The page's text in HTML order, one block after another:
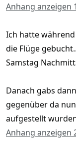
Anhang anzeigen
Ich hatte
die Flüge
Samstag
Danach gabs
gegenüber da
aufgestellt
Anhang anzeigen